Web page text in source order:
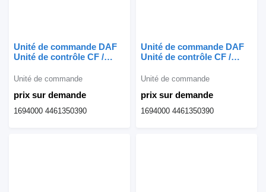
Unité de commande DAF
Unité de contrôle CF /
pour camion
prix sur demande
Unité de commande
1694000 4461350390
Unité de commande DAF
Unité de contrôle CF /
pour camion
prix sur demande
Unité de commande
1694000 4461350390